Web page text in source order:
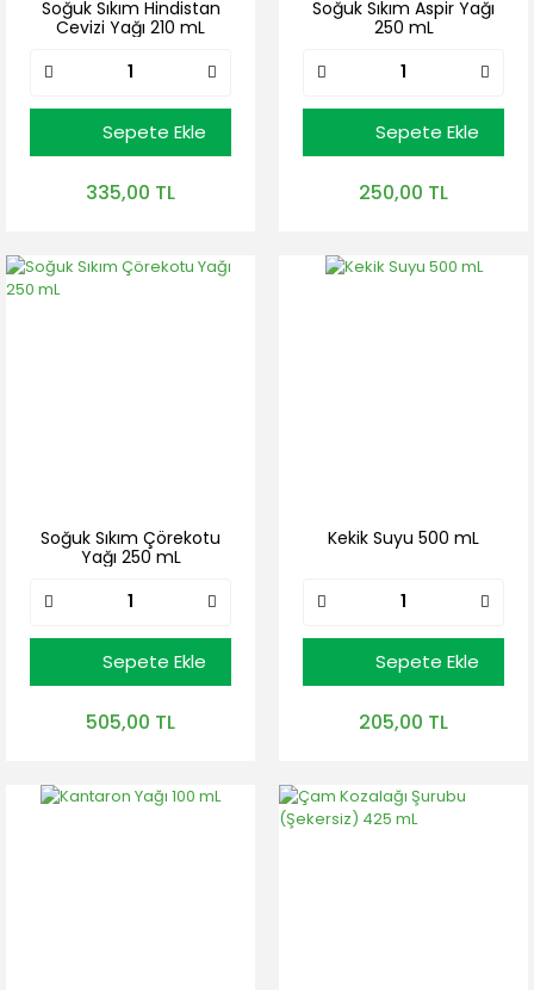
Soğuk Sıkım Hindistan
Cevizi Yağı 210 mL
Sepete Ekle
335,00 TL
Soğuk Sıkım Aspir Yağı
250 mL
Sepete Ekle
250,00 TL
Soğuk Sıkım Çörekotu
Yağı 250 mL
Sepete Ekle
505,00 TL
Kekik Suyu 500 mL
Sepete Ekle
205,00 TL